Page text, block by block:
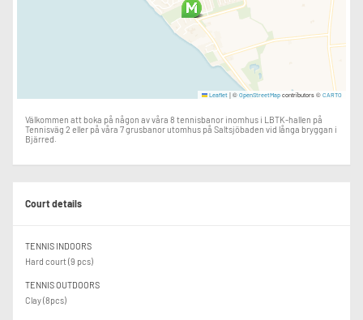
Leaflet |© OpenStreetMap contributors © CARTO
Välkommen att boka på någon av våra 8 tennisbanor inomhus i LBTK-hallen på
Tennisväg 2 eller på våra 7 grusbanor utomhus på Saltsjöbaden vid långa bryggan i
Bjärred.
Court details
TENNIS INDOORS
Hard court (9 pcs)
TENNIS OUTDOORS
Clay (8pcs)